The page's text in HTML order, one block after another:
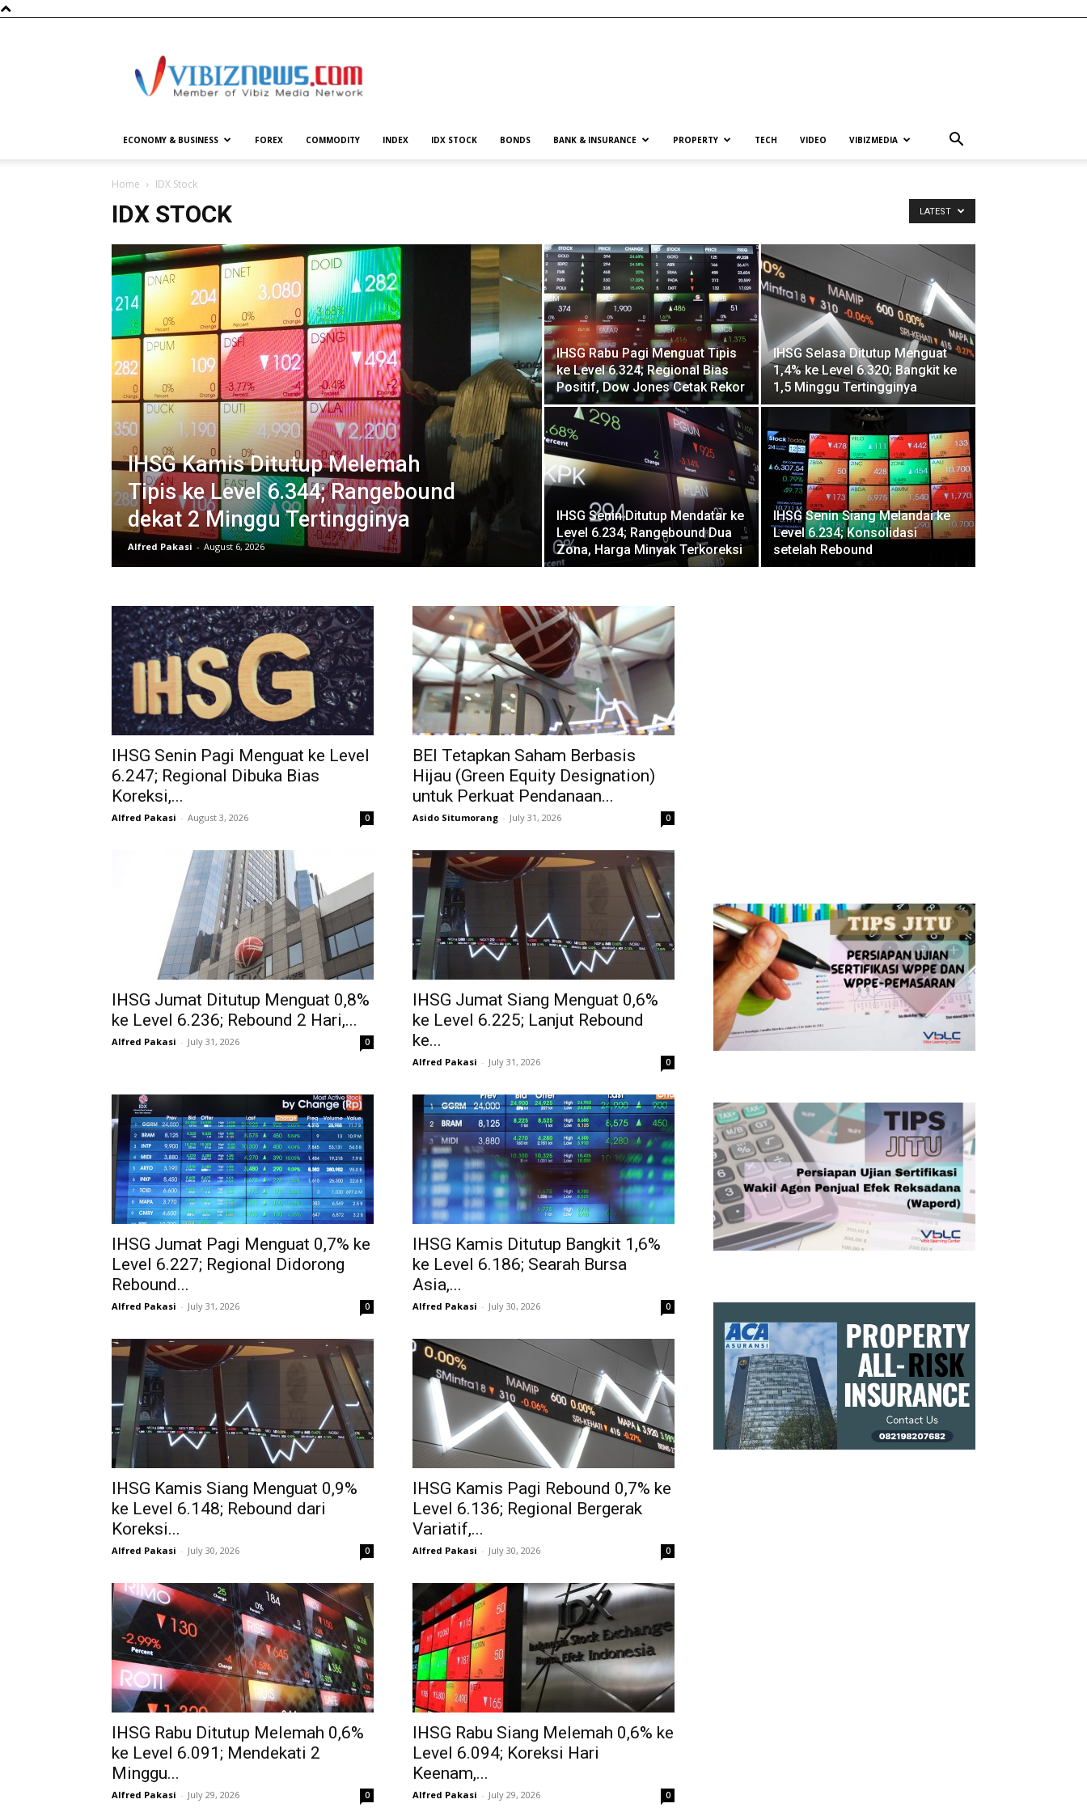
ECONOMY & BUSINESS FOREX COMMODITY INDEX IDX STOCK BONDS BANK & INSURANCE PROPERTY TECH VIDEO VIBIZMEDIA
Home IDX Stock
IDX STOCK LATEST
IHSG Kamis Ditutup Melemah
Tipis ke Level 6.344; Rangebound
dekat 2 Minggu Tertingginya
Alfred Pakasi - August 6, 2026
IHSG Rabu Pagi Menguat Tipis
ke Level 6.324; Regional Bias
Positif, Dow Jones Cetak Rekor
IHSG Selasa Ditutup Menguat
1,4% ke Level 6.320; Bangkit ke
1,5 Minggu Tertingginya
IHSG Senin Ditutup Mendatar ke
Level 6.234; Rangebound Dua
Zona, Harga Minyak Terkoreksi
IHSG Senin Siang Melandai ke
Level 6.234; Konsolidasi
setelah Rebound
IHSG Senin Pagi Menguat ke Level
6.247; Regional Dibuka Bias
Koreksi,...
Alfred Pakasi - August 3, 2026 0
BEI Tetapkan Saham Berbasis
Hijau (Green Equity Designation)
untuk Perkuat Pendanaan...
Asido Situmorang - July 31, 2026 0
IHSG Jumat Ditutup Menguat 0,8%
ke Level 6.236; Rebound 2 Hari,...
Alfred Pakasi - July 31, 2026 0
IHSG Jumat Siang Menguat 0,6%
ke Level 6.225; Lanjut Rebound
ke...
Alfred Pakasi - July 31, 2026 0
IHSG Jumat Pagi Menguat 0,7% ke
Level 6.227; Regional Didorong
Rebound...
Alfred Pakasi - July 31, 2026 0
IHSG Kamis Ditutup Bangkit 1,6%
ke Level 6.186; Searah Bursa
Asia,...
Alfred Pakasi - July 30, 2026 0
IHSG Kamis Siang Menguat 0,9%
ke Level 6.148; Rebound dari
Koreksi...
Alfred Pakasi - July 30, 2026 0
IHSG Kamis Pagi Rebound 0,7% ke
Level 6.136; Regional Bergerak
Variatif,...
Alfred Pakasi - July 30, 2026 0
IHSG Rabu Ditutup Melemah 0,6%
ke Level 6.091; Mendekati 2
Minggu...
Alfred Pakasi - July 29, 2026 0
IHSG Rabu Siang Melemah 0,6% ke
Level 6.094; Koreksi Hari
Keenam,...
Alfred Pakasi - July 29, 2026 0